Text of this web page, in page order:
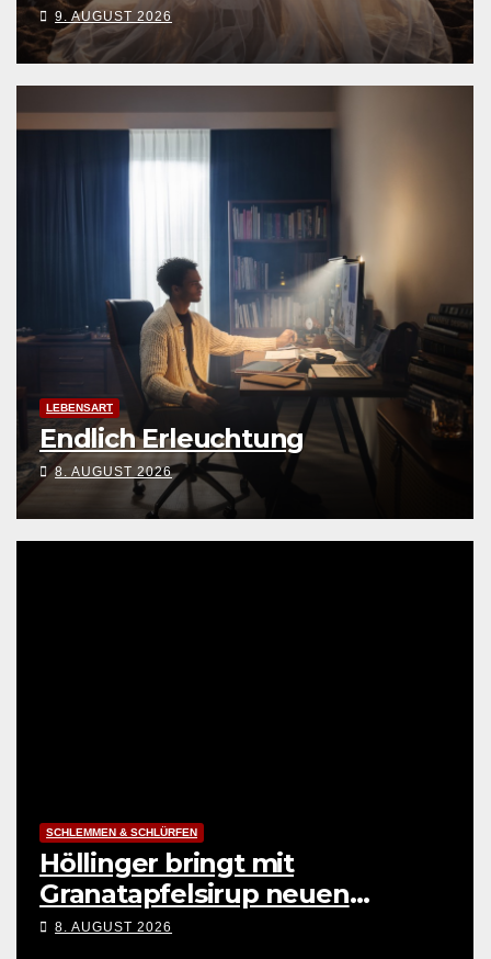
9. AUGUST 2026
LEBENSART
Endlich Erleuchtung
8. AUGUST 2026
SCHLEMMEN & SCHLÜRFEN
Höllinger bringt mit
Granatapfelsirup neuen
Genuss
8. AUGUST 2026